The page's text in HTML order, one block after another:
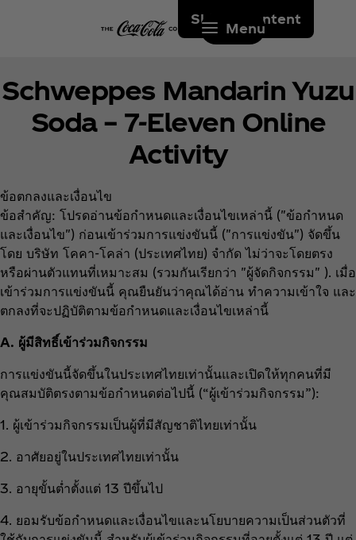
Skip to content
Menu
Schweppes Mandarin Yuzu
Soda – 7-Eleven Online
Activity
ข้อตกลงและเงื่อนไข
ข้อสำคัญ: โปรดอ่านข้อกำหนดและเงื่อนไขเหล่านี้ ("ข้อกำหนด
และเงื่อนไข") ก่อนเข้าร่วมการแข่งขันนี้ ("การแข่งขัน") จัดขึ้น
โดย บริษัท โคคา-โคล่า (ประเทศไทย) จำกัด ไม่ว่าจะโดยตรง
หรือผ่านตัวแทนที่เหมาะสม (รวมกันเรียกว่า "ผู้จัดกิจกรรม" ). เมื่อ
เข้าร่วมการแข่งขันนี้ คุณยืนยันว่าคุณได้อ่าน ทำความเข้าใจ และ
ตกลงที่จะปฏิบัติตามข้อกำหนดและเงื่อนไขเหล่านี้
A. ผู้มีสิทธิ์เข้าร่วมกิจกรรม
การแข่งขันนี้จัดขึ้นในประเทศไทยเท่านั้นและเปิดให้ทุกคนที่มี
คุณสมบัติตรงตามข้อกำหนดต่อไปนี้ (“ผู้เข้าร่วมกิจกรรม”):
1. ผู้เข้าร่วมกิจกรรมเป็นผู้ที่มีสัญชาติไทยเท่านั้น
2. อาศัยอยู่ในประเทศไทยเท่านั้น
3. อายุขั้นต่ำตั้งแต่ 13 ปีขึ้นไป
4. ยอมรับข้อกำหนดและเงื่อนไขและนโยบายความเป็นส่วนตัวที่